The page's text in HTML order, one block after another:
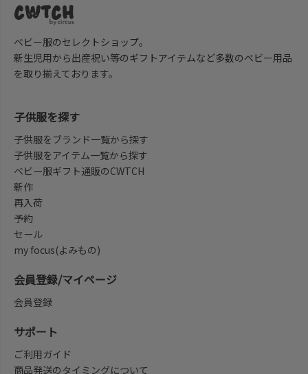
ベビー服のセレクトショップ。
新生児用から出産祝い等のギフトアイテムなど多数のベビー用品
を取り揃えております。
子供服を探す
子供服をブランド一覧から探す
子供服をアイテム一覧から探す
ベビー服ギフト通販のCWTCH
新作
再入荷
予約
セール
my focus(よみもの)
会員登録/マイページ
会員登録
サポート
ご利用ガイド
商品発送のタイミングについて